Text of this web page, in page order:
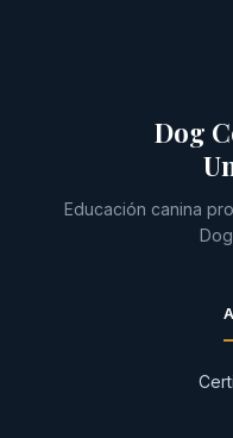
Dog
Educación canina